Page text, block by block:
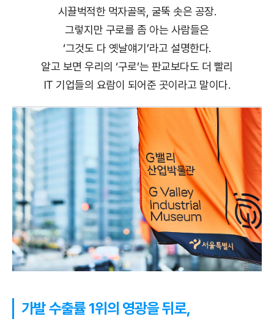
시끌벅적한 먹자골목, 굴뚝 솟은 공장.
그렇지만 구로를 좀 아는 사람들은
‘그것도 다 옛날얘기’라고 설명한다.
알고 보면 우리의 ‘구로’는 판교보다도 더 빨리
IT 기업들의 요람이 되어준 곳이라고 말이다.
가발 수출률 1위의 영광을 뒤로,